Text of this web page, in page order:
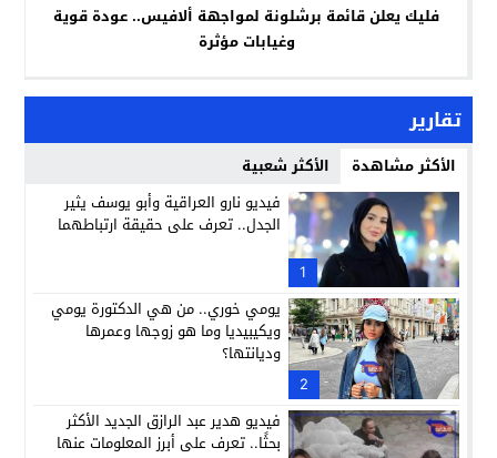
فليك يعلن قائمة برشلونة لمواجهة ألافيس.. عودة قوية
وغيابات مؤثرة
تقارير
الأكثر مشاهدة الأكثر شعبية
1
فيديو نارو العراقية وأبو يوسف يثير
الجدل.. تعرف على حقيقة ارتباطهما
2
يومي خوري.. من هي الدكتورة يومي
ويكيبيديا وما هو زوجها وعمرها
وديانتها؟
فيديو هدير عبد الرازق الجديد الأكثر
بحثًا.. تعرف على أبرز المعلومات عنها